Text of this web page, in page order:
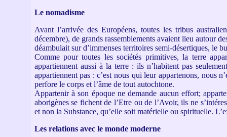
Le nomadisme
Avant l’arrivée des Européens, toutes les tribus
décembre), de grands rassemblements avaient lieu autour
déambulait sur d’immenses territoires semi-désertiques, le
Comme pour toutes les sociétés primitives, la terre
appartiennent aussi à la terre : ils n’habitent pas
appartiennent pas : c’est nous qui leur appartenons, nous
perfore le corps et l’âme de tout autochtone.
Appartenir à son époque ne demande aucun effort;
aborigènes se fichent de l’Etre ou de l’Avoir, ils ne
et non la Substance, qu’elle soit matérielle ou spirituelle.
Les relations avec le monde moderne